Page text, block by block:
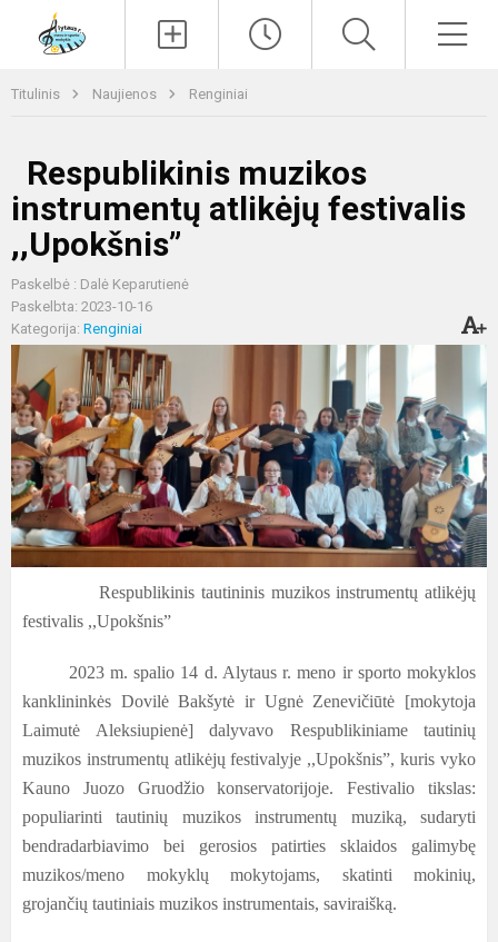
Titulinis Naujienos Renginiai
Respublikinis muzikos
instrumentų atlikėjų festivalis
,,Upokšnis”
Paskelbė : Dalė Keparutienė
Paskelbta: 2023-10-16
Kategorija: Renginiai
Respublikinis tautininis muzikos instrumentų atlikėjų
festivalis ,,Upokšnis”
2023 m. spalio 14 d. Alytaus r. meno ir sporto mokyklos
kanklininkės Dovilė Bakšytė ir Ugnė Zenevičiūtė [mokytoja
Laimutė Aleksiupienė] dalyvavo Respublikiniame tautinių
muzikos instrumentų atlikėjų festivalyje ,,Upokšnis”, kuris vyko
Kauno Juozo Gruodžio konservatorijoje. Festivalio tikslas:
populiarinti tautinių muzikos instrumentų muziką, sudaryti
bendradarbiavimo bei gerosios patirties sklaidos galimybę
muzikos/meno mokyklų mokytojams, skatinti mokinių,
grojančių tautiniais muzikos instrumentais, saviraišką.